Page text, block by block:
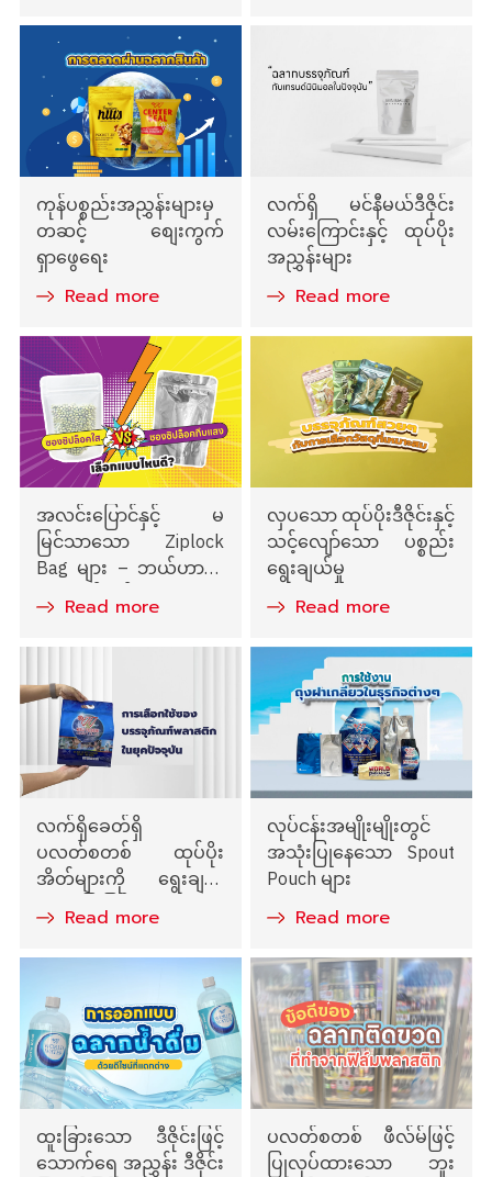
ကုန်ပစ္စည်းအညွှန်းများမှ
တဆင့် စျေးကွက်
ရှာဖွေရေး
Read more
လက်ရှိ မင်နီမယ်ဒီဇိုင်း
လမ်းကြောင်းနှင့် ထုပ်ပိုး
အညွှန်းများ
Read more
အလင်းပြောင်နှင့် မ
မြင်သာသော Ziplock
Bag များ – ဘယ်ဟာကို
ရွေးချယ်သင့်သလဲ
Read more
လှပသော ထုပ်ပိုးဒီဇိုင်းနှင့်
သင့်လျော်သော ပစ္စည်း
ရွေးချယ်မှု
Read more
လက်ရှိခေတ်ရှိ
ပလတ်စတစ် ထုပ်ပိုး
အိတ်များကို ရွေးချယ်
အသုံးပြုခြင်း
Read more
လုပ်ငန်းအမျိုးမျိုးတွင်
အသုံးပြုနေသော Spout
Pouch များ
Read more
ထူးခြားသော ဒီဇိုင်းဖြင့်
သောက်ရေ အညွှန်း ဒီဇိုင်း
ပလတ်စတစ် ဖီလ်မ်ဖြင့်
ပြုလုပ်ထားသော ဘူး